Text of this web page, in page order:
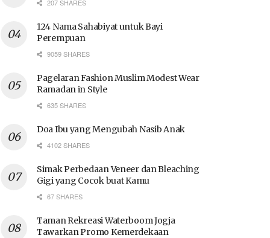
207 SHARES
124 Nama Sahabiyat untuk Bayi
Perempuan
9059 SHARES
Pagelaran Fashion Muslim Modest Wear
Ramadan in Style
635 SHARES
Doa Ibu yang Mengubah Nasib Anak
4102 SHARES
Simak Perbedaan Veneer dan Bleaching
Gigi yang Cocok buat Kamu
67 SHARES
Taman Rekreasi Waterboom Jogja
Tawarkan Promo Kemerdekaan